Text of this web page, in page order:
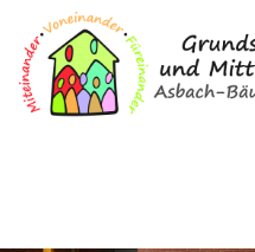
Zum Inhalt,